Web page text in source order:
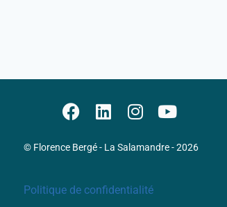
© Florence Bergé - La Salamandre - 2026
Politique de confidentialité